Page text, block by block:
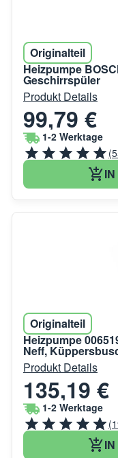
Originalteil
Heizpumpe
Geschirrspüler
Produkt Details
99,79 €
1-2 Werktage
Originalteil
Heizpumpe
Neff,
Produkt Details
135,19 €
1-2 Werktage